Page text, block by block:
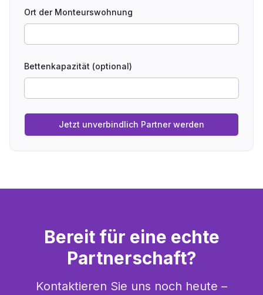
Ort der Monteurswohnung
Bettenkapazität (optional)
Jetzt unverbindlich Partner werden
Bereit für eine echte
Partnerschaft?
Kontaktieren Sie uns noch heute –